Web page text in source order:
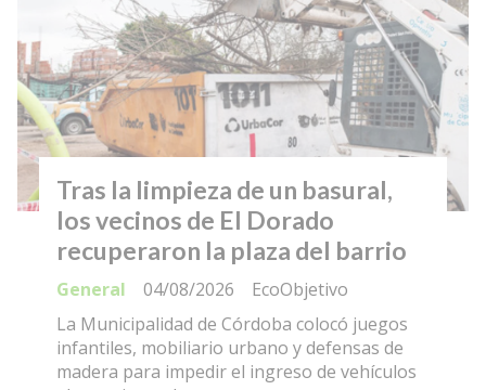
Tras la limpieza de un basural,
los vecinos de El Dorado
recuperaron la plaza del barrio
EcoObjetivo
General
04/08/2026
La Municipalidad de Córdoba colocó juegos
infantiles, mobiliario urbano y defensas de
madera para impedir el ingreso de vehículos